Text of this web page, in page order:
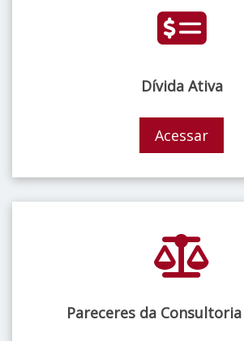
Dívida Ativa
Acessar
Pareceres da